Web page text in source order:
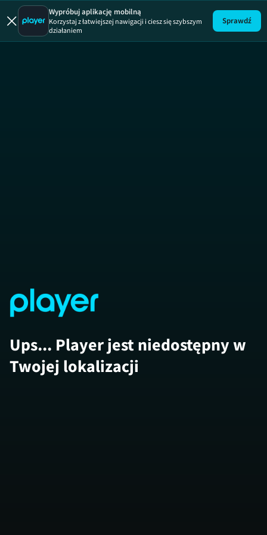
Wypróbuj aplikację mobilną
Korzystaj z łatwiejszej nawigacji i ciesz się szybszym
działaniem
Sprawdź
Ups... Player jest niedostępny w
Twojej lokalizacji